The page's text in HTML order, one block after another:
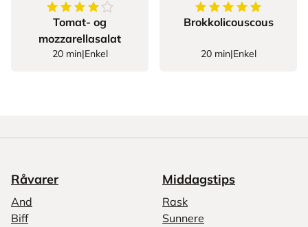
4.666666666666667
stjerner
Tomat- og
mozzarellasalat
20 min|Enkel
5av5stjerner
Brokkolicouscous
20 min|Enkel
Råvarer
And
Biff
Middagstips
Rask
Sunnere